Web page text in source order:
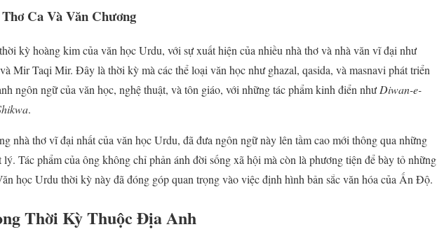
Ca Và Văn Chương
kỳ hoàng kim của văn học Urdu, với sự xuất hiện của nhiều nhà thơ và nhà văn vĩ đại như
Mir Taqi Mir. Đây là thời kỳ mà các thể loại văn học như ghazal, qasida, và masnavi phát triển
ngôn ngữ của văn học, nghệ thuật, và tôn giáo, với những tác phẩm kinh điển nhưDiwan-e-
.
nhà thơ vĩ đại nhất của văn học Urdu, đã đưa ngôn ngữ này lên tầm cao mới thông qua những
lý. Tác phẩm của ông không chỉ phản ánh đời sống xã hội mà còn là phương tiện để bày tỏ những
học Urdu thời kỳ này đã đóng góp quan trọng vào việc định hình bản sắc văn hóa của Ấn Độ.
Thời Kỳ Thuộc Địa Anh